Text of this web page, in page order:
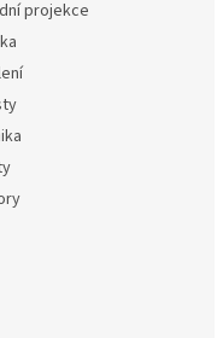
projekce